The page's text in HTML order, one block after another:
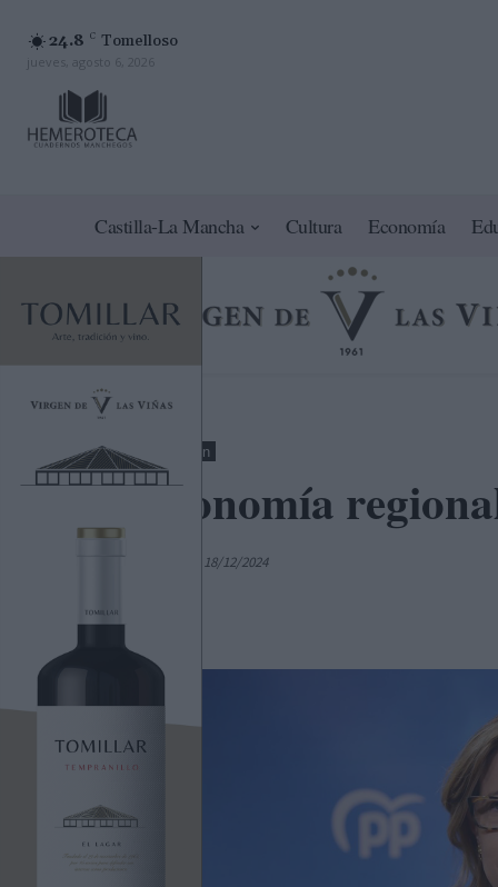
24.8 C Tomelloso
jueves, agosto 6, 2026
Castilla-La Mancha Cultura Economía
Opinión Region
La economía
18/12/2024